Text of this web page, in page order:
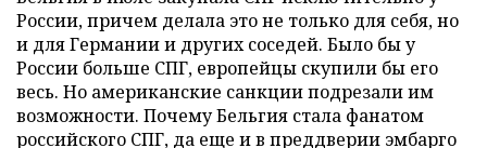
России, причем делала это не только для себя, но
и для Германии и других соседей. Было бы у
России больше СПГ, европейцы скупили бы его
весь. Но американские санкции подрезали им
возможности. Почему Бельгия стала фанатом
российского СПГ, да еще и в преддверии эмбарго